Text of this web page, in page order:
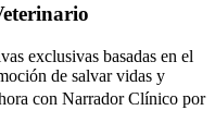
exclusivas basadas en el
de salvar vidas y
con Narrador Clínico por